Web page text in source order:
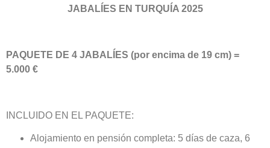
JABALÍES EN TURQUÍA 2025
PAQUETE DE 4 JABALÍES (por encima de 19 cm) =
5.000 €
INCLUIDO EN EL PAQUETE:
Alojamiento en pensión completa: 5 días de caza, 6